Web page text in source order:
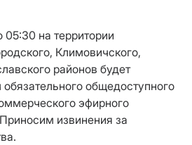
на территории
Климовичского,
районов будет
обязательного общедоступного
эфирного
извинения за